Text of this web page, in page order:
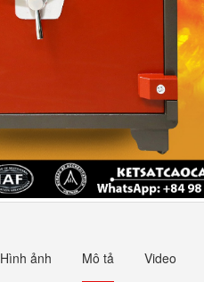
Hình ảnh Mô tả Video